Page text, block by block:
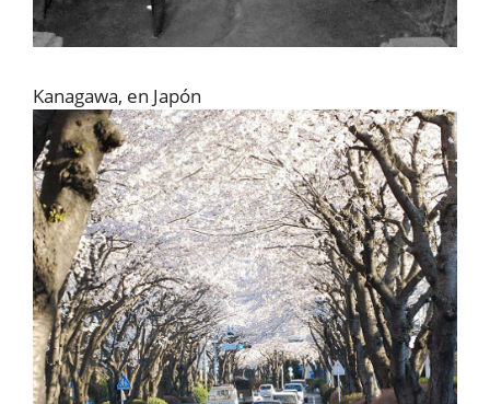
Kanagawa, en Japón